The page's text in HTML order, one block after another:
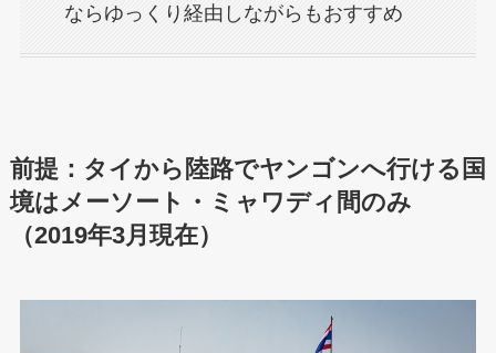
ならゆっくり経由しながらもおすすめ
前提：タイから陸路でヤンゴンへ行ける国
境はメーソート・ミャワディ間のみ
（2019年3月現在）